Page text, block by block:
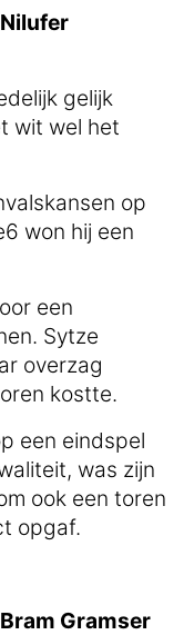
gelijk
wit wel het
op
won hij een
een
Sytze
overzag
kostte.
een eindspel
was zijn
ook een toren
opgaf.
Gramser